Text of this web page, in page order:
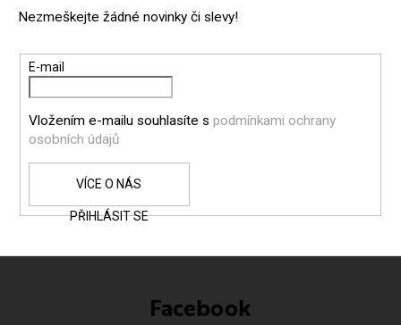
Nezmeškejte žádné novinky či slevy!
E-mail
Vložením e-mailu souhlasíte s podmínkami ochrany
osobních údajů
PŘIHLÁSIT SE
Facebook